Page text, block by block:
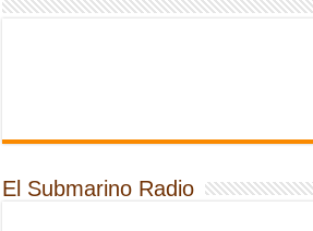
El Submarino Radio